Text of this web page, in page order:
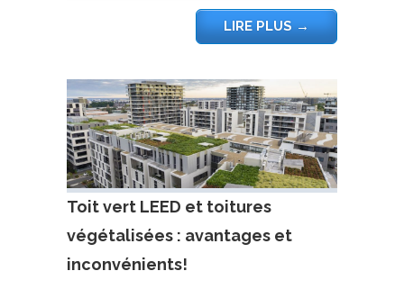
LIRE PLUS→
Toit vert LEED et toitures
végétalisées : avantages et
inconvénients!